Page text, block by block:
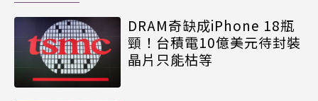
DRAM奇缺成iPhone 18瓶
頸！台積電10億美元待封裝
晶片只能枯等